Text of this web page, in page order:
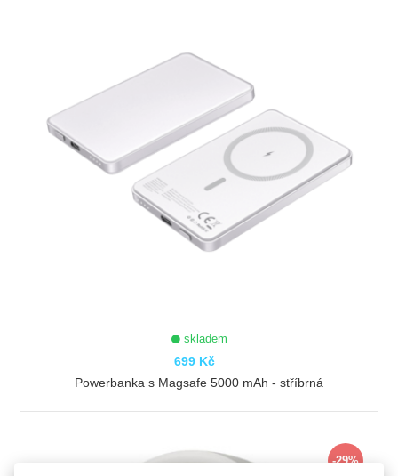
skladem
699 Kč
Powerbanka s Magsafe 5000 mAh - stříbrná
-29%